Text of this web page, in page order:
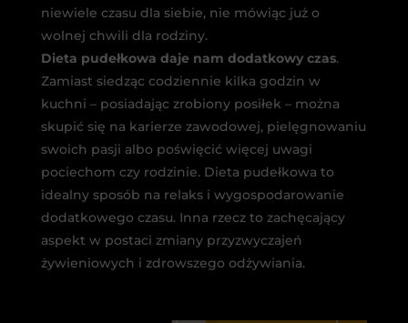
niewiele czasu dla siebie, nie mówiąc już o
wolnej chwili dla rodziny.
Dieta pudełkowa daje nam dodatkowy czas.
Zamiast siedząc codziennie kilka godzin w
kuchni – posiadając zrobiony posiłek – można
skupić się na karierze zawodowej, pielęgnowaniu
swoich pasji albo poświęcić więcej uwagi
pociechom czy rodzinie. Dieta pudełkowa to
idealny sposób na relaks i wygospodarowanie
dodatkowego czasu. Inna rzecz to zachęcający
aspekt w postaci zmiany przyzwyczajeń
żywieniowych i zdrowszego odżywiania.